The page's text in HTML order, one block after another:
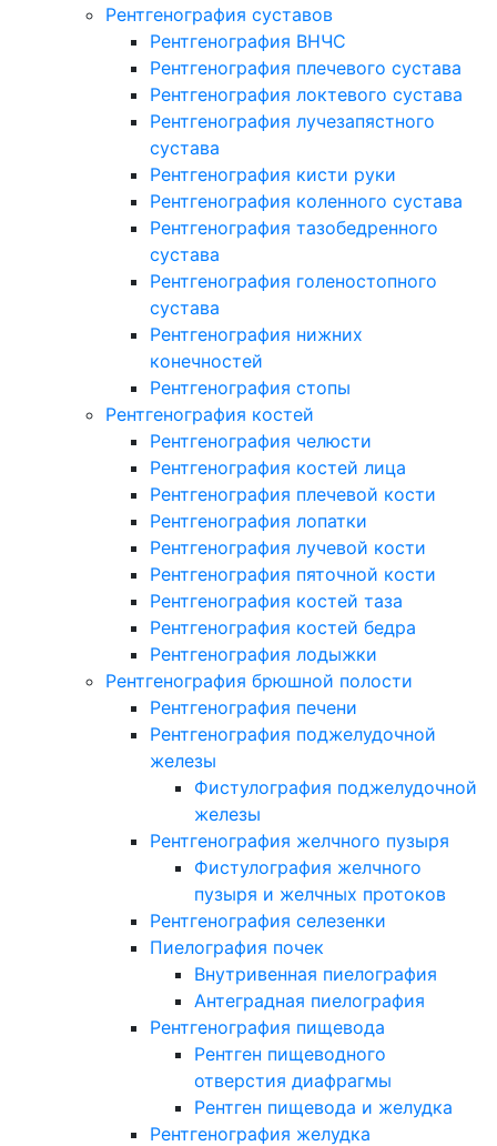
Рентгенография суставов
Рентгенография ВНЧС
Рентгенография плечевого сустава
Рентгенография локтевого сустава
Рентгенография лучезапястного
сустава
Рентгенография кисти руки
Рентгенография коленного сустава
Рентгенография тазобедренного
сустава
Рентгенография голеностопного
сустава
Рентгенография нижних
конечностей
Рентгенография стопы
Рентгенография костей
Рентгенография челюсти
Рентгенография костей лица
Рентгенография плечевой кости
Рентгенография лопатки
Рентгенография лучевой кости
Рентгенография пяточной кости
Рентгенография костей таза
Рентгенография костей бедра
Рентгенография лодыжки
Рентгенография брюшной полости
Рентгенография печени
Рентгенография поджелудочной
железы
Фистулография поджелудочной
железы
Рентгенография желчного пузыря
Фистулография желчного
пузыря и желчных протоков
Рентгенография селезенки
Пиелография почек
Внутривенная пиелография
Антеградная пиелография
Рентгенография пищевода
Рентген пищеводного
отверстия диафрагмы
Рентген пищевода и желудка
Рентгенография желудка